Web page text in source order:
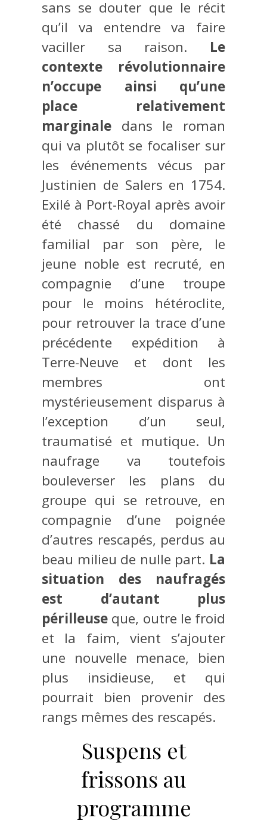
sans se douter que le récit
qu’il va entendre va faire
vaciller sa raison. Le
contexte révolutionnaire
n’occupe ainsi qu’une
place relativement
marginale dans le roman
qui va plutôt se focaliser sur
les événements vécus par
Justinien de Salers en 1754.
Exilé à Port-Royal après avoir
été chassé du domaine
familial par son père, le
jeune noble est recruté, en
compagnie d’une troupe
pour le moins hétéroclite,
pour retrouver la trace d’une
précédente expédition à
Terre-Neuve et dont les
membres ont
mystérieusement disparus à
l’exception d’un seul,
traumatisé et mutique. Un
naufrage va toutefois
bouleverser les plans du
groupe qui se retrouve, en
compagnie d’une poignée
d’autres rescapés, perdus au
beau milieu de nulle part. La
situation des naufragés
est d’autant plus
périlleuse que, outre le froid
et la faim, vient s’ajouter
une nouvelle menace, bien
plus insidieuse, et qui
pourrait bien provenir des
rangs mêmes des rescapés.
Suspens et
frissons au
programme